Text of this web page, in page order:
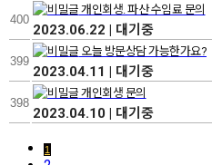
400
개인회생. 파산 수임료 문의
2023.06.22 | 대기중
399
오늘 방문상담 가능한가요?
2023.04.11 | 대기중
398
개인회생 문의
2023.04.10 | 대기중
1